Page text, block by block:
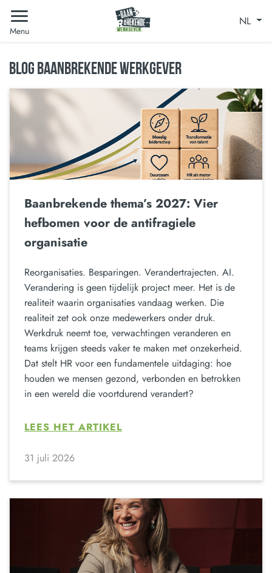
Menu
NL
BLOG BAANBREKENDE WERKGEVER
Baanbrekende thema’s 2027: Vier
hefbomen voor de antifragiele
organisatie
Reorganisaties. Besparingen. Verandertrajecten. AI.
Verandering is geen tijdelijk project meer. Het is de
realiteit waarin organisaties vandaag werken. Die
realiteit zet ook onze medewerkers onder druk.
Werkdruk neemt toe, verwachtingen veranderen en
teams krijgen steeds vaker te maken met onzekerheid.
Dat stelt HR voor een fundamentele uitdaging: hoe
houden we mensen gezond, verbonden en betrokken
in een wereld die voortdurend verandert?
LEES HET ARTIKEL
31 juli 2026